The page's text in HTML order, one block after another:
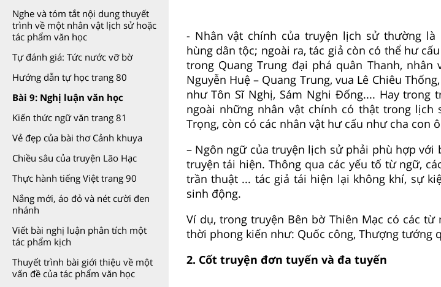
Nghe và tóm tắt nội dung thuyết
trình về một nhân vật lịch sử hoặc
tác phẩm văn học
Tự đánh giá: Tức nước vỡ bờ
Hướng dẫn tự học trang 80
Bài 9: Nghị luận văn học
Kiến thức ngữ văn trang 81
Vẻ đẹp của bài thơ Cảnh khuya
Chiều sâu của truyện Lão Hạc
Thực hành tiếng Việt trang 90
Nắng mới, áo đỏ và nét cười đen
nhánh
Viết bài nghị luận phân tích một
tác phẩm kịch
Thuyết trình bài giới thiệu về một
vấn đề của tác phẩm văn học
- Nhân vật chính của truyện lịch sử thường là
hùng dân tộc; ngoài ra, tác giả còn có thể hư
trong Quang Trung đại phá quân Thanh,
Nguyễn Huệ – Quang Trung, vua Lê Chiêu
như Tôn Sĩ Nghị, Sám Nghi Đống.... Hay trong
ngoài những nhân vật chính có thật trong lịch
Trọng, còn có các nhân vật hư cấu như cha con
– Ngôn ngữ của truyện lịch sử phải phù hợp với
truyện tái hiện. Thông qua các yếu tố từ ngữ,
trần thuật ... tác giả tái hiện lại không khí, sự
sinh động.
Ví dụ, trong truyện Bên bờ Thiên Mạc có các
thời phong kiến như: Quốc công, Thượng tướng
2. Cốt truyện đơn tuyến và đa tuyến